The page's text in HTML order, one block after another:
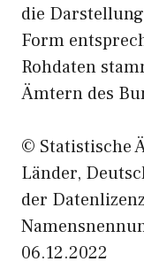
die
Form
Rohdaten
Ämtern des
© Statistische
Länder,
der
06.12.2022